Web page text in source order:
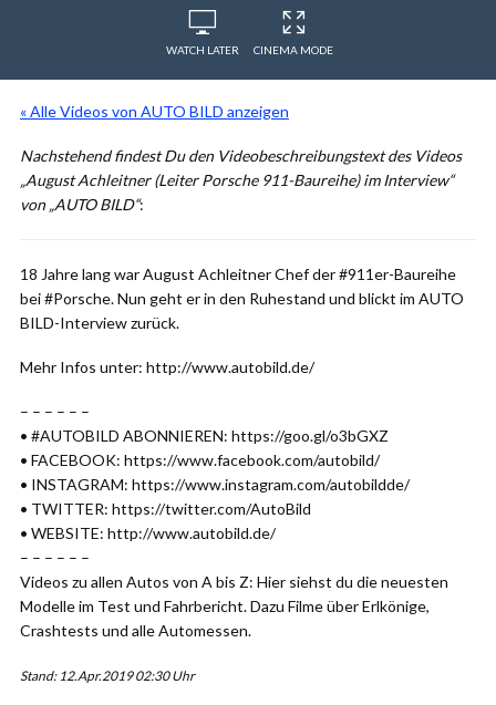
WATCH LATER CINEMA MODE
« Alle Videos von AUTO BILD anzeigen
Nachstehend findest Du den Videobeschreibungstext des Videos
„August Achleitner (Leiter Porsche 911-Baureihe) im Interview“
von „AUTO BILD“:
18 Jahre lang war August Achleitner Chef der #911er-Baureihe
bei #Porsche. Nun geht er in den Ruhestand und blickt im AUTO
BILD-Interview zurück.
Mehr Infos unter: http://www.autobild.de/
– – – – – –
• #AUTOBILD ABONNIEREN: https://goo.gl/o3bGXZ
• FACEBOOK: https://www.facebook.com/autobild/
• INSTAGRAM: https://www.instagram.com/autobildde/
• TWITTER: https://twitter.com/AutoBild
• WEBSITE: http://www.autobild.de/
– – – – – –
Videos zu allen Autos von A bis Z: Hier siehst du die neuesten
Modelle im Test und Fahrbericht. Dazu Filme über Erlkönige,
Crashtests und alle Automessen.
Stand: 12.Apr.2019 02:30 Uhr